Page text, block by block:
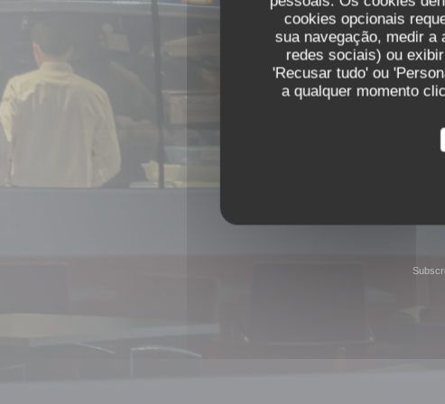
cookies opcionais
sua navegação, medir a
redes sociais) ou
'Recusar tudo' ou
a qualquer momento
Orestaurante